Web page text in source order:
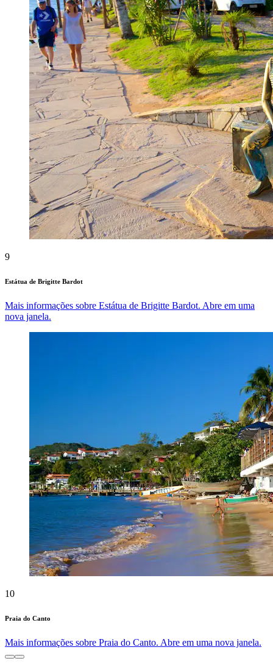
9
Estátua de Brigitte Bardot
Mais informações sobre Estátua de Brigitte Bardot. Abre em uma
nova janela.
10
Praia do Canto
Mais informações sobre Praia do Canto. Abre em uma nova janela.